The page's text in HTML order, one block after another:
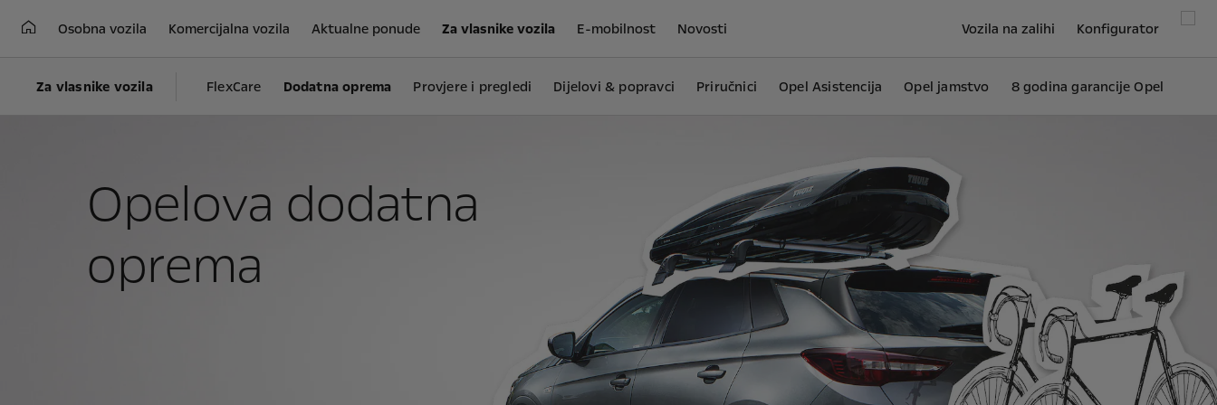
Vozila na zalihi Konfigurator
Osobna vozila Komercijalna vozila Aktualne ponude Za vlasnike vozila E-mobilnost Novosti
Za vlasnike vozila FlexCare Dodatna oprema Provjere i pregledi Dijelovi & popravci Priručnici Opel Asistencija Opel jamstvo 8 godina garancije Opel
Opelova dodatna
oprema